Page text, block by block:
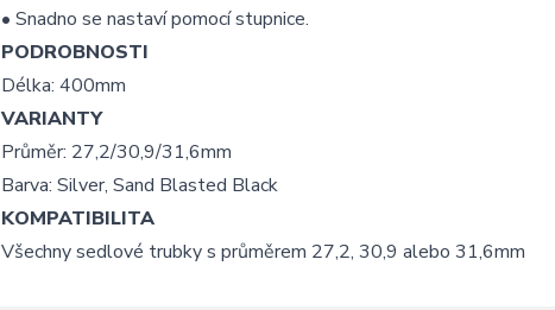
• Snadno se nastaví pomocí stupnice.
PODROBNOSTI
Délka: 400mm
VARIANTY
Průměr: 27,2/30,9/31,6mm
Barva: Silver, Sand Blasted Black
KOMPATIBILITA
Všechny sedlové trubky s průměrem 27,2, 30,9 alebo 31,6mm